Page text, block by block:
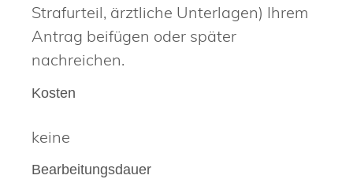
Strafurteil, ärztliche Unterlagen) Ihrem
Antrag beifügen oder später
nachreichen.
Kosten
keine
Bearbeitungsdauer